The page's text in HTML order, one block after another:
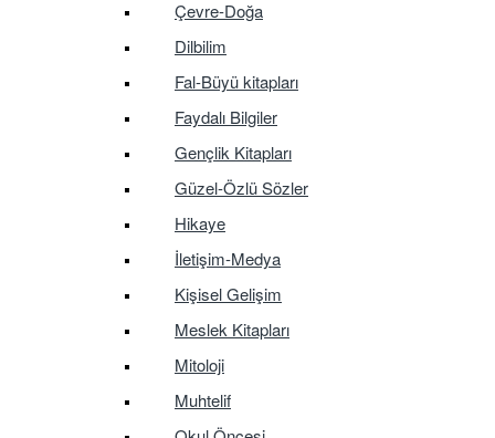
Çevre-Doğa
Dilbilim
Fal-Büyü kitapları
Faydalı Bilgiler
Gençlik Kitapları
Güzel-Özlü Sözler
Hikaye
İletişim-Medya
Kişisel Gelişim
Meslek Kitapları
Mitoloji
Muhtelif